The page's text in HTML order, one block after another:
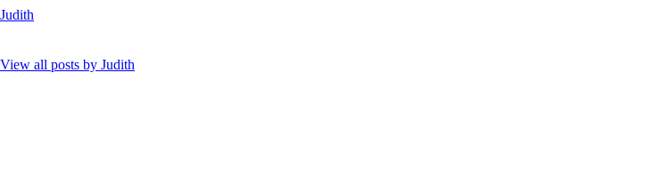
Judith
View all posts by Judith